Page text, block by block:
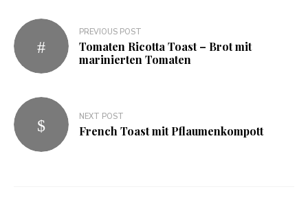
PREVIOUS POST
Tomaten Ricotta Toast – Brot mit
marinierten Tomaten
NEXT POST
French Toast mit Pflaumenkompott